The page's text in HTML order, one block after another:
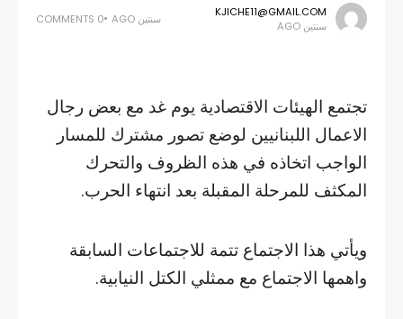
KJICHE11@GMAIL.COM
سنتين AGO
سنتين AGO 0 COMMENTS
تجتمع الهيئات الاقتصادية يوم غد مع بعض رجال
الاعمال اللبنانيين لوضع تصور مشترك للمسار
الواجب اتخاذه في هذه الظروف والتحرك
المكثف للمرحلة المقبلة بعد انتهاء الحرب.
ويأتي هذا الاجتماع تتمة للاجتماعات السابقة
واهمها الاجتماع مع ممثلي الكتل النيابية.